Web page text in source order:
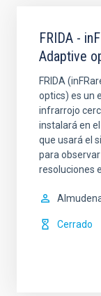
FRIDA -
Adaptive
FRIDA
optics) es un
infrarrojo
instalará en el
que usará el
para
resoluciones
Cerrado